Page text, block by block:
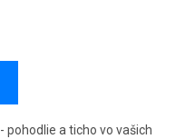
- pohodlie a ticho vo vašich